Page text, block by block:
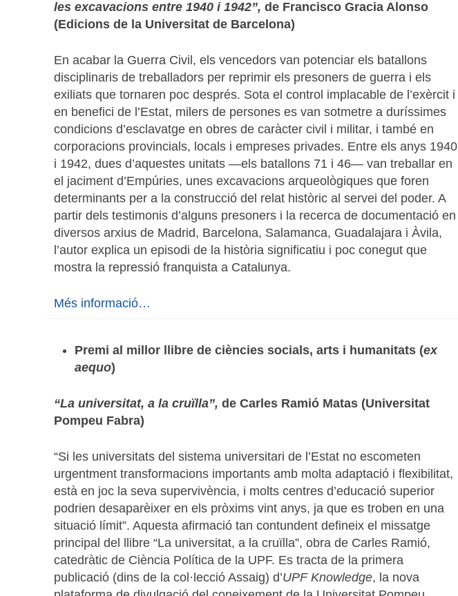
les excavacions entre 1940 i 1942”,de Francisco Gracia Alonso
(Edicions de la Universitat de Barcelona)
En acabar la Guerra Civil, els vencedors van potenciar els batallons
disciplinaris de treballadors per reprimir els presoners de guerra i els
exiliats que tornaren poc després. Sota el control implacable de l’exèrcit i
en benefici de l’Estat, milers de persones es van sotmetre a duríssimes
condicions d’esclavatge en obres de caràcter civil i militar, i també en
corporacions provincials, locals i empreses privades. Entre els anys 1940
i 1942, dues d’aquestes unitats —els batallons 71 i 46— van treballar en
el jaciment d’Empúries, unes excavacions arqueològiques que foren
determinants per a la construcció del relat històric al servei del poder. A
partir dels testimonis d’alguns presoners i la recerca de documentació en
diversos arxius de Madrid, Barcelona, Salamanca, Guadalajara i Àvila,
l’autor explica un episodi de la història significatiu i poc conegut que
mostra la repressió franquista a Catalunya.
Més informació…
Premi al millor llibre de ciències socials, arts i humanitats (ex
aequo)
“La universitat, a la cruïlla”,de Carles Ramió Matas (Universitat
Pompeu Fabra)
“Si les universitats del sistema universitari de l’Estat no escometen
urgentment transformacions importants amb molta adaptació i flexibilitat,
està en joc la seva supervivència, i molts centres d’educació superior
podrien desaparèixer en els pròxims vint anys, ja que es troben en una
situació límit”. Aquesta afirmació tan contundent defineix el missatge
principal del llibre “La universitat, a la cruïlla”, obra de Carles Ramió,
catedràtic de Ciència Política de la UPF. Es tracta de la primera
publicació (dins de la col·lecció Assaig) d’UPF Knowledge, la nova